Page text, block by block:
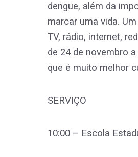
dengue, além da
marcar uma vida.
TV, rádio, internet,
de 24 de novembro
que é muito melhor
SERVIÇO
10:00 – Escola